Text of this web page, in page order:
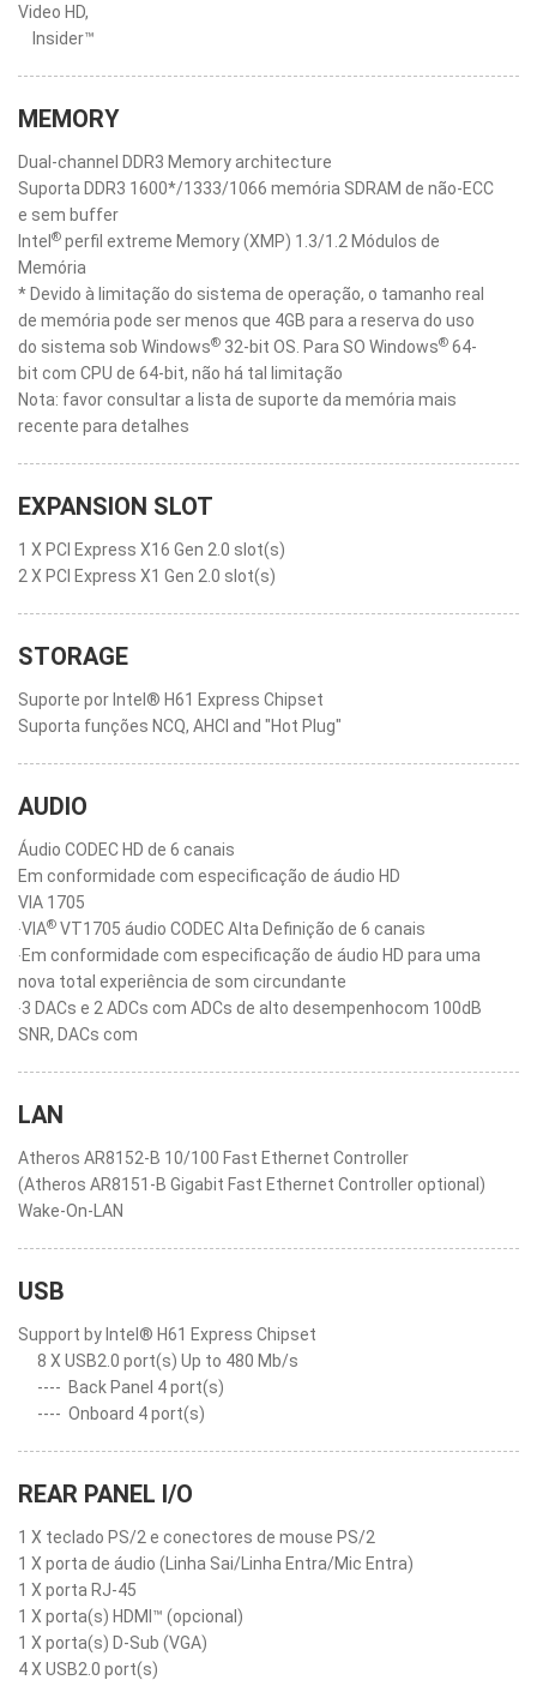
Video HD,
Insider™
MEMORY
Dual-channel DDR3 Memory architecture
Suporta DDR3 1600*/1333/1066 memória SDRAM de não-ECC
e sem buffer
Intel ® perfil extreme Memory (XMP) 1.3/1.2 Módulos de
Memória
* Devido à limitação do sistema de operação, o tamanho real
de memória pode ser menos que 4GB para a reserva do uso
do sistema sob Windows® 32-bit OS. Para SO Windows® 64-
bit com CPU de 64-bit, não há tal limitação
Nota: favor consultar a lista de suporte da memória mais
recente para detalhes
EXPANSION SLOT
1 X PCI Express X16 Gen 2.0 slot(s)
2 X PCI Express X1 Gen 2.0 slot(s)
STORAGE
Suporte por Intel® H61 Express Chipset
Suporta funções NCQ, AHCI and "Hot Plug"
AUDIO
Áudio CODEC HD de 6 canais
Em conformidade com especificação de áudio HD
VIA 1705
‧VIA® VT1705 áudio CODEC Alta Definição de 6 canais
‧Em conformidade com especificação de áudio HD para uma
nova total experiência de som circundante
‧3 DACs e 2 ADCs com ADCs de alto desempenhocom 100dB
SNR, DACs com
LAN
Atheros AR8152-B 10/100 Fast Ethernet Controller
(Atheros AR8151-B Gigabit Fast Ethernet Controller optional)
Wake-On-LAN
USB
Support by Intel® H61 Express Chipset
8 X USB2.0 port(s) Up to 480 Mb/s
---- Back Panel 4 port(s)
---- Onboard 4 port(s)
REAR PANEL I/O
1 X teclado PS/2 e conectores de mouse PS/2
1 X porta de áudio (Linha Sai/Linha Entra/Mic Entra)
1 X porta RJ-45
1 X porta(s) HDMI™ (opcional)
1 X porta(s) D-Sub (VGA)
4 X USB2.0 port(s)